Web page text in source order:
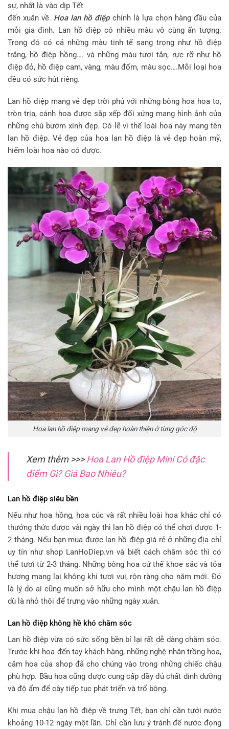
sự, nhất là vào dịp Tết
đến xuân về. Hoa lan hồ điệpchính là lựa chọn hàng đầu của
mỗi gia đình. Lan hồ điệp có nhiều màu vô cùng ấn tượng.
Trong đó có cả những màu tinh tế sang trọng như hồ điệp
trắng, hồ điệp hồng…. và những màu tươi tắn, rực rỡ như hồ
điệp đỏ, hồ điệp cam, vàng, màu đốm, màu sọc….Mỗi loại hoa
đều có sức hút riêng.
Lan hồ điệp mang vẻ đẹp trời phú với những bông hoa hoa to,
tròn trịa, cánh hoa được sắp xếp đối xứng mang hình ảnh của
những chú bướm xinh đẹp. Có lẽ vì thế loài hoa này mang tên
lan hồ điệp. Vẻ đẹp của hoa lan hồ điệp là vẻ đẹp hoàn mỹ,
hiếm loài hoa nào có được.
Hoa lan hồ điệp mang vẻ đẹp hoàn thiện ở từng góc độ
Xem thêm >>>Hoa Lan Hồ điệp Mini Có đặc
điểm Gì? Giá Bao Nhiêu?
Lan hồ điệp siêu bền
Nếu như hoa hồng, hoa cúc và rất nhiều loài hoa khác chỉ có
thưởng thức được vài ngày thì lan hồ điệp có thể chơi được 1-
2 tháng. Nếu bạn mua được lan hồ điệp giá rẻ ở những địa chỉ
uy tín như shop LanHoDiep.vn và biết cách chăm sóc thì có
thể tươi từ 2-3 tháng. Những bông hoa cứ thế khoe sắc và tỏa
hương mang lại không khí tươi vui, rộn ràng cho năm mới. Đó
là lý do ai cũng muốn sở hữu cho mình một chậu lan hồ điệp
dù là nhỏ thôi để trưng vào những ngày xuân.
Lan hồ điệp không hề khó chăm sóc
Lan hồ điệp vừa có sức sống bền bỉ lại rất dễ dàng chăm sóc.
Trước khi hoa đến tay khách hàng, những nghệ nhân trồng hoa,
cắm hoa của shop đã cho chúng vào trong những chiếc chậu
phù hợp. Bầu hoa cũng được cung cấp đầy đủ chất dinh dưỡng
và độ ẩm để cây tiếp tục phát triển và trổ bông.
Khi mua chậu lan hồ điệp về trưng Tết, bạn chỉ cần tưới nước
khoảng 10-12 ngày một lần. Chỉ cần lưu ý tránh để nước đọng